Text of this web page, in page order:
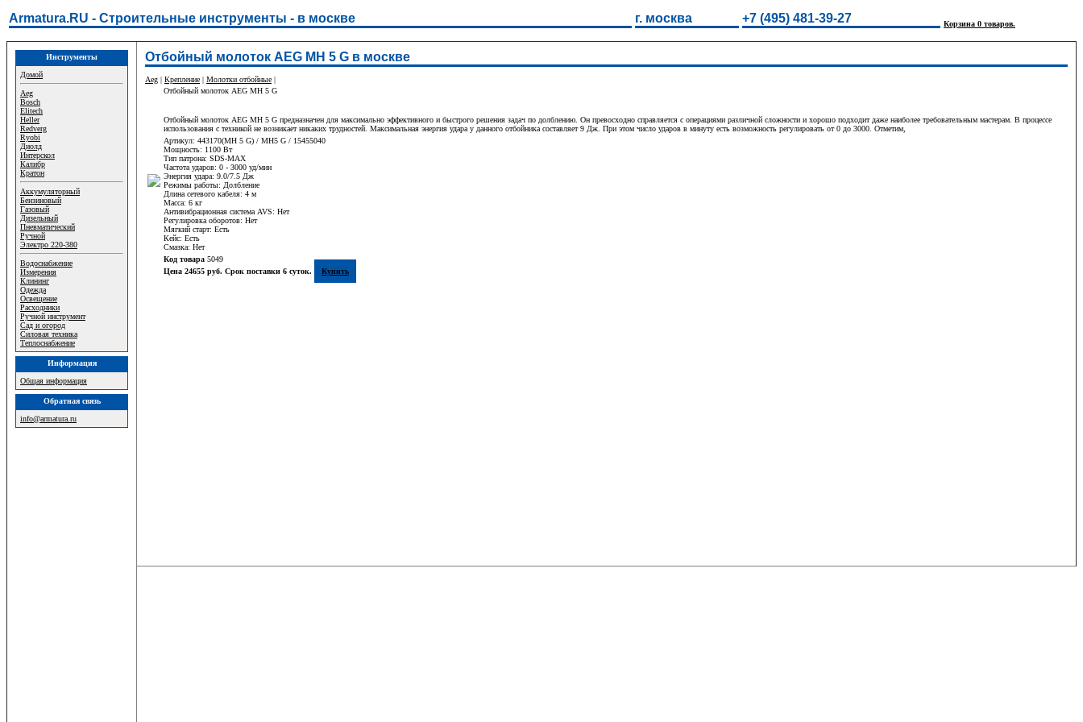
Armatura.RU - Строительные инструменты - в москве г. москва +7 (495) 481-39-27 Корзина 0 товаров.
Инструменты
Домой
Aeg
Bosch
Elitech
Heller
Redverg
Ryobi
Диолд
Интерскол
Калибр
Кратон
Аккумуляторный
Бензиновый
Газовый
Дизельный
Пневматический
Ручной
Электро 220-380
Водоснабжение
Измерения
Клининг
Одежда
Освещение
Расходники
Ручной инструмент
Сад и огород
Силовая техника
Теплоснабжение
Информация
Общая информация
Обратная связь
info@armatura.ru
Отбойный молоток AEG МH 5 G в москве
Aeg | Крепление | Молотки отбойные |
Отбойный молоток AEG МH 5 G
Отбойный молоток AEG MH 5 G предназначен для максимально эффективного и быстрого решения задач по долблению. Он превосходно справляется с операциями различной сложности и хорошо подходит даже наиболее требовательным мастерам. В процессе
использования с техникой не возникает никаких трудностей. Максимальная энергия удара у данного отбойника составляет 9 Дж. При этом число ударов в минуту есть возможность регулировать от 0 до 3000. Отметим,
Артикул: 443170(МH 5 G) / MH5 G / 15455040
Мощность: 1100 Вт
Тип патрона: SDS-MAX
Частота ударов: 0 - 3000 уд/мин
Энергия удара: 9.0/7.5 Дж
Режимы работы: Долбление
Длина сетевого кабеля: 4 м
Масса: 6 кг
Антивибрационная система AVS: Нет
Регулировка оборотов: Нет
Мягкий старт: Есть
Кейс: Есть
Смазка: Нет
Код товара 5049
Цена 24655 руб. Срок поставки 6 суток.
Купить